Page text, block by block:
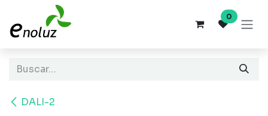
Ir al contenido
0
DALI-2